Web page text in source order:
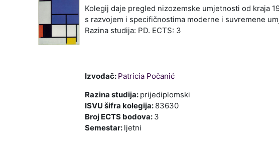
Kolegij daje pregled nizozemske umjetnosti od kraja
s razvojem i specifičnostima moderne i suvremene
Razina studija: PD. ECTS: 3
Izvođač: Patricia Počanić
Razina studija: prijediplomski
ISVU šifra kolegija: 83630
Broj ECTS bodova: 3
Semestar: ljetni